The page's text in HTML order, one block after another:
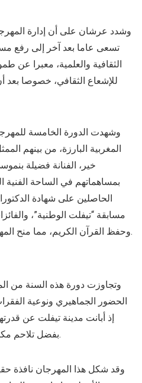
وشدد عرشان على أن إدارة
تسعى عاما بعد آخر إلى رفع
الثقافية والعلمية، معبرا عن
للإشعاع الثقافي، خصوصا بعد
وشهدت الدورة الخامسة
المغربية البارزة، من بينهم
خير، الفنانة فضيلة
بمساهماتهم في الساحة الفنية
الحاصلين على شهادة
مسابقة “تيفلت الوطنية”،
وحفظ القرآن الكريم، مما منح المهرجان بعدا ثقافيا وروحيا شاملا.
وتجاوزت دورة هذه السنة من
الحضور الجماهيري ونوعية
إذ أبانت مدينة تيفلت عن
بفضل تلاحم مكوناتها المحلية وجهود المنظمين.
وقد شكل هذا المهرجان نافذة